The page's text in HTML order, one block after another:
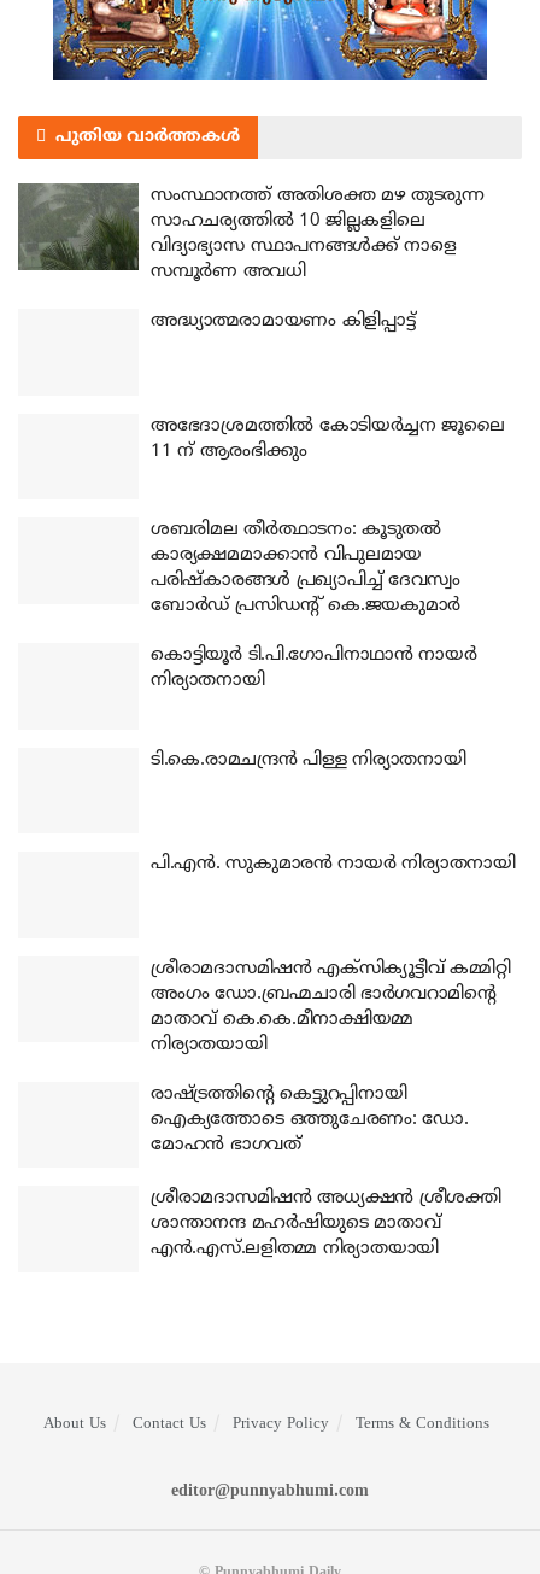
പുതിയ വാർത്തകൾ
സംസ്ഥാനത്ത് അതിശക്ത മഴ തുടരുന്ന
സാഹചര്യത്തിൽ 10 ജില്ലകളിലെ
വിദ്യാഭ്യാസ സ്ഥാപനങ്ങൾക്ക് നാളെ
സമ്പൂർണ അവധി
അദ്ധ്യാത്മരാമായണം കിളിപ്പാട്ട്
അഭേദാശ്രമത്തില്‍ കോടിയര്‍ച്ചന ജൂലൈ
11 ന് ആരംഭിക്കും
ശബരിമല തീര്‍ത്ഥാടനം: കൂടുതല്‍
കാര്യക്ഷമമാക്കാന്‍ വിപുലമായ
പരിഷ്‌കാരങ്ങള്‍ പ്രഖ്യാപിച്ച് ദേവസ്വം
ബോര്‍ഡ് പ്രസിഡന്റ് കെ.ജയകുമാര്‍
കൊട്ടിയൂര്‍ ടി.പി.ഗോപിനാഥാന്‍ നായര്‍
നിര്യാതനായി
ടി.കെ.രാമചന്ദ്രന്‍ പിള്ള നിര്യാതനായി
പി.എന്‍. സുകുമാരന്‍ നായര്‍ നിര്യാതനായി
ശ്രീരാമദാസമിഷന്‍ എക്‌സിക്യൂട്ടീവ് കമ്മിറ്റി
അംഗം ഡോ.ബ്രഹ്മചാരി ഭാര്‍ഗവറാമിന്റെ
മാതാവ് കെ.കെ.മീനാക്ഷിയമ്മ
നിര്യാതയായി
രാഷ്ട്രത്തിന്റെ കെട്ടുറപ്പിനായി
ഐക്യത്തോടെ ഒത്തുചേരണം: ഡോ.
മോഹന്‍ ഭാഗവത്
ശ്രീരാമദാസമിഷന്‍ അധ്യക്ഷന്‍ ശ്രീശക്തി
ശാന്താനന്ദ മഹര്‍ഷിയുടെ മാതാവ്
എന്‍.എസ്.ലളിതമ്മ നിര്യാതയായി
About Us Contact Us Privacy Policy Terms & Conditions
editor@punnyabhumi.com